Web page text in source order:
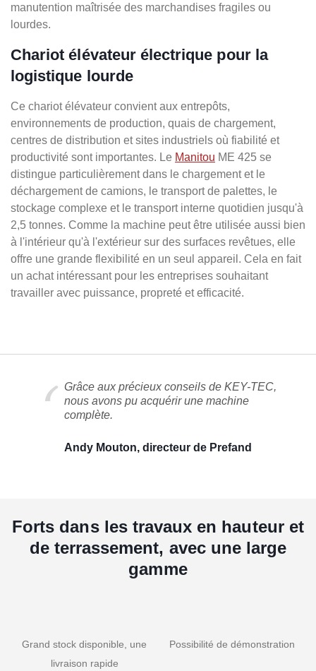
manutention maîtrisée des marchandises fragiles ou
lourdes.
Chariot élévateur électrique pour la
logistique lourde
Ce chariot élévateur convient aux entrepôts,
environnements de production, quais de chargement,
centres de distribution et sites industriels où fiabilité et
productivité sont importantes. Le Manitou ME 425 se
distingue particulièrement dans le chargement et le
déchargement de camions, le transport de palettes, le
stockage complexe et le transport interne quotidien jusqu'à
2,5 tonnes. Comme la machine peut être utilisée aussi bien
à l'intérieur qu'à l'extérieur sur des surfaces revêtues, elle
offre une grande flexibilité en un seul appareil. Cela en fait
un achat intéressant pour les entreprises souhaitant
travailler avec puissance, propreté et efficacité.
Grâce aux précieux conseils de KEY-TEC,
nous avons pu acquérir une machine
complète.
Andy Mouton, directeur de Prefand
Forts dans les travaux en hauteur et
de terrassement, avec une large
gamme
Grand stock disponible, une
livraison rapide
Possibilité de démonstration